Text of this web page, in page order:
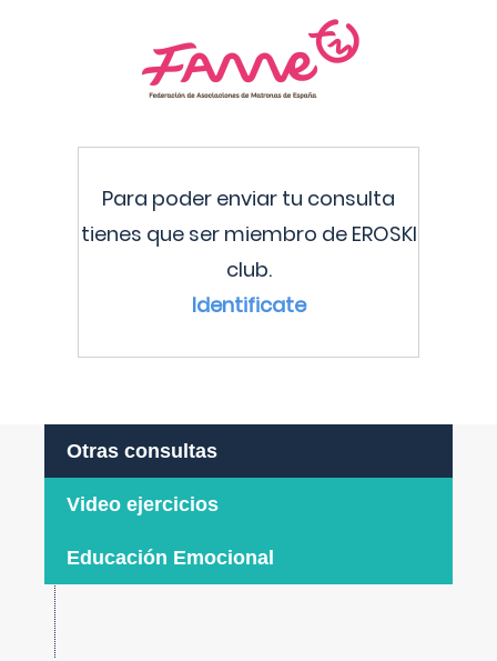
Para poder enviar tu consulta
tienes que ser miembro de EROSKI
club.
Identificate
Otras consultas
Video ejercicios
Educación Emocional